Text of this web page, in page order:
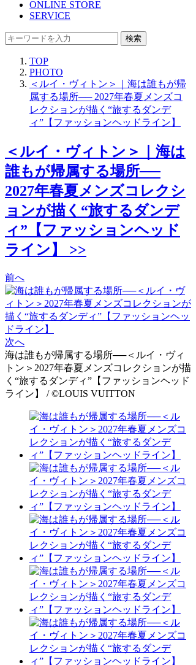
ONLINE STORE
SERVICE
検索
TOP
PHOTO
＜ルイ・ヴィトン＞｜海は誰もが帰
属する場所── 2027年春夏メンズコ
レクションが描く“旅するダンデ
ィ”【ファッションヘッドライン】
＜ルイ・ヴィトン＞｜海は
誰もが帰属する場所──
2027年春夏メンズコレクシ
ョンが描く“旅するダンデ
ィ”【ファッションヘッド
ライン】 >>
前へ
次へ
海は誰もが帰属する場所──＜ルイ・ヴィ
トン＞2027年春夏メンズコレクションが描
く“旅するダンディ”【ファッションヘッド
ライン】 / ©LOUIS VUITTON